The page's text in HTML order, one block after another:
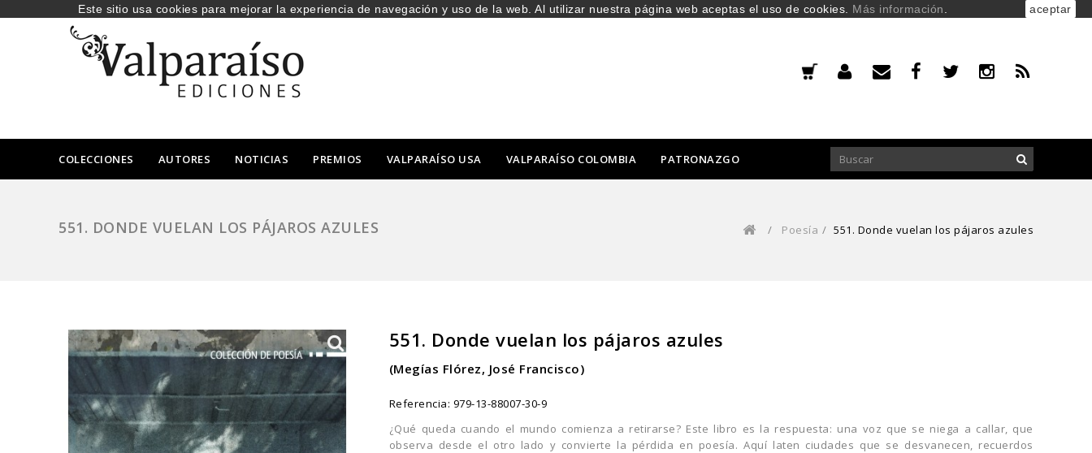
COLECCIONES AUTORES NOTICIAS PREMIOS VALPARAÍSO USA VALPARAÍSO COLOMBIA PATRONAZGO
551. DONDE VUELAN LOS PÁJAROS AZULES / Poesía / 551. Donde vuelan los pájaros azules
551. Donde vuelan los pájaros azules
(Megías Flórez, José Francisco)
Referencia: 979-13-88007-30-9
¿Qué queda cuando el mundo comienza a retirarse? Este libro es la respuesta: una voz que se niega a callar, que
observa desde el otro lado y convierte la pérdida en poesía. Aquí laten ciudades que se desvanecen, recuerdos
Este sitio usa cookies para mejorar la experiencia de navegación y uso de la web. Al utilizar nuestra página web aceptas el uso de cookies. Más información aceptar